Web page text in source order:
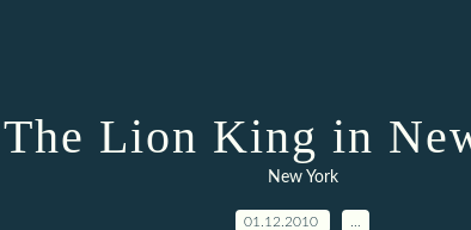
The Lion King in
New York
01.12.2010